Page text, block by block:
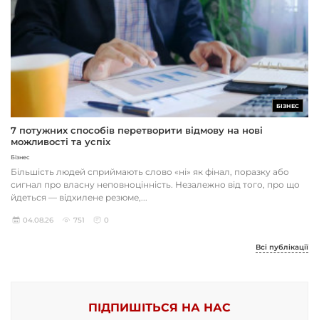
БІЗНЕС
7 потужних способів перетворити відмову на нові
можливості та успіх
Бізнес
Більшість людей сприймають слово «ні» як фінал, поразку або
сигнал про власну неповноцінність. Незалежно від того, про що
йдеться — відхилене резюме,...
04.08.26 751 0
Всі публікації
ПІДПИШІТЬСЯ НА НАС